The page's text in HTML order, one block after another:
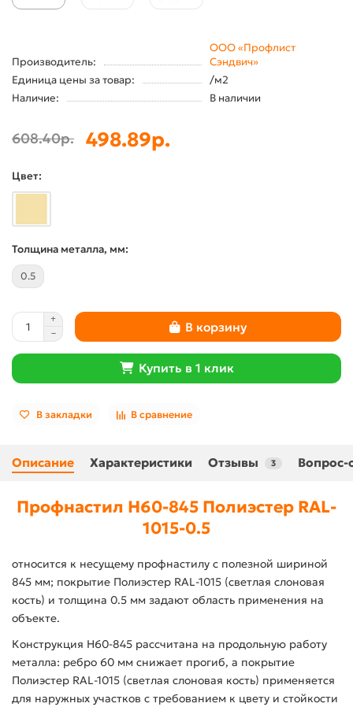
Производитель:
ООО «Профлист
Сэндвич»
Единица цены за товар:
/м2
Наличие:
В наличии
608.40р. 498.89р.
Цвет:
Толщина металла, мм:
0.5
В корзину
Купить в 1 клик
В закладки В сравнение
Описание Характеристики Отзывы 3 Вопрос-
Профнастил Н60-845 Полиэстер RAL-
1015-0.5
относится к несущему профнастилу с полезной шириной
845 мм; покрытие Полиэстер RAL-1015 (светлая слоновая
кость) и толщина 0.5 мм задают область применения на
объекте.
Конструкция Н60-845 рассчитана на продольную работу
металла: ребро 60 мм снижает прогиб, а покрытие
Полиэстер RAL-1015 (светлая слоновая кость) применяется
для наружных участков с требованием к цвету и стойкости